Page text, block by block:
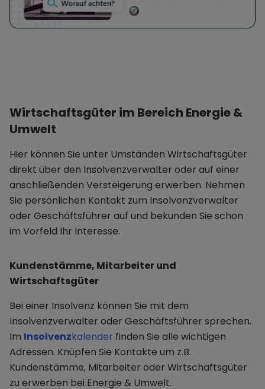
Wirtschaftsgüter im Bereich Energie &
Umwelt
Hier können Sie unter Umständen Wirtschaftsgüter
direkt über den Insolvenzverwalter oder auf einer
anschließenden Versteigerung erwerben. Nehmen
Sie persönlichen Kontakt zum Insolvenzverwalter
oder Geschäftsführer auf und bekunden Sie schon
im Vorfeld Ihr Interesse.
Kundenstämme, Mitarbeiter und
Wirtschaftsgüter
Bei einer Insolvenz können Sie mit dem
Insolvenzverwalter oder Geschäftsführer sprechen.
Im Insolvenzkalender finden Sie alle wichtigen
Adressen. Knüpfen Sie Kontakte um z.B.
Kundenstämme, Mitarbeiter oder Wirtschaftsgüter
zu erwerben bei Energie & Umwelt.